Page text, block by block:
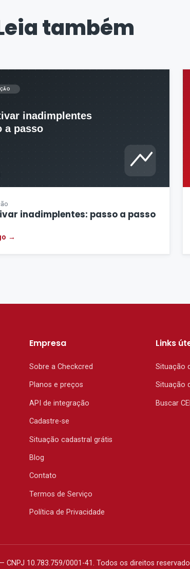
também
inadimplentes: passo a passo
→
Empresa
Sobre a Checkcred
Planos e preços
API de integração
Cadastre-se
Situação cadastral grátis
Blog
Contato
Termos de Serviço
Política de Privacidade
Links
Situação
Situação
Buscar
CNPJ 10.783.759/0001-41. Todos os direitos